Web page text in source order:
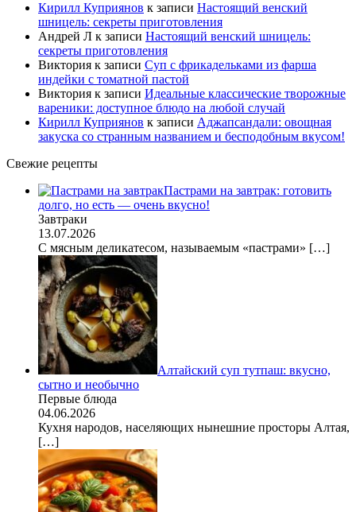
Кирилл Куприянов к записи Настоящий венский
шницель: секреты приготовления
Андрей Л к записи Настоящий венский шницель:
секреты приготовления
Виктория к записи Суп с фрикадельками из фарша
индейки с томатной пастой
Виктория к записи Идеальные классические творожные
вареники: доступное блюдо на любой случай
Кирилл Куприянов к записи Аджапсандали: овощная
закуска со странным названием и бесподобным вкусом!
Свежие рецепты
Пастрами на завтрак: готовить
долго, но есть — очень вкусно!
Завтраки
13.07.2026
С мясным деликатесом, называемым «пастрами» […]
Алтайский суп тутпаш: вкусно,
сытно и необычно
Первые блюда
04.06.2026
Кухня народов, населяющих нынешние просторы Алтая,
[…]